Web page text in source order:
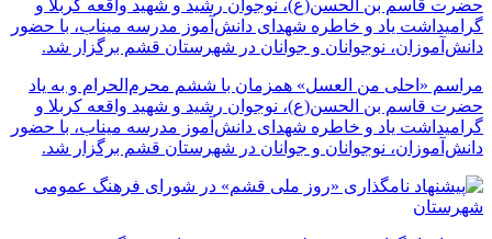
مراسم «احلی من العسل» همزمان با ششم محرم‌الحرام و به یاد
حضرت قاسم بن الحسن(ع)، نوجوان رشید و شهید واقعه کربلا و
گرامیداشت یاد و خاطره شهدای دانش‌آموز مدرسه میناب، با حضور
دانش‌آموزان، نوجوانان و جوانان در شهرستان قشم برگزار شد.